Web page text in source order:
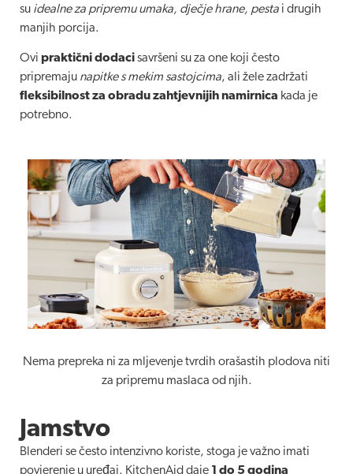
su idealne za pripremu umaka, dječje hrane, pesta i drugih
manjih porcija.
Ovi praktični dodacisavršeni su za one koji često
pripremaju napitke s mekim sastojcima, ali žele zadržati
fleksibilnost za obradu zahtjevnijih namirnica kada je
potrebno.
Nema prepreka ni za mljevenje tvrdih orašastih plodova niti
za pripremu maslaca od njih.
Jamstvo
Blenderi se često intenzivno koriste, stoga je važno imati
povjerenje u uređaj. KitchenAid daje 1 do 5 godina